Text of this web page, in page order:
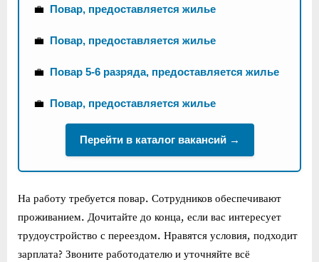
💼 Повар, предоставляется жилье
💼 Повар, предоставляется жилье
💼 Повар 5-6 разряда, предоставляется жилье
💼 Повар, предоставляется жилье
Перейти в каталог вакансий →
На работу требуется повар. Сотрудников обеспечивают
проживанием. Дочитайте до конца, если вас интересует
трудоустройство с переездом. Нравятся условия, подходит
зарплата? Звоните работодателю и уточняйте всё